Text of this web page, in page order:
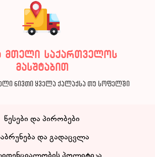
მთელი საქართველოს
მასშტაბით
ნივთი ყველა ქალაქსა თუ სოფელში
წესები და პირობები
და გადაცვლა